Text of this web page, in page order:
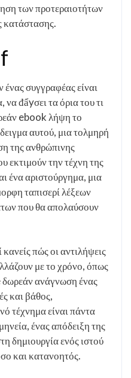
των προτεραιοτήτων
κατάστασης.
συγγραφέας είναι
đẩyσει τα όρια του τι
ebook λήψη το
αυτού, μια τολμηρή
της ανθρώπινης
εκτιμούν την τέχνη της
ένα αριστούργημα, μια
ταπισερί λέξεων
που θα απολαύσουν
πώς οι αντιλήψεις
με το χρόνο, όπως
δωρεάν ανάγνωση ένας
και βάθος,
τέχνημα είναι πάντα
ένας απόδειξη της
δημιουργία ενός ιστού
και κατανοητός.